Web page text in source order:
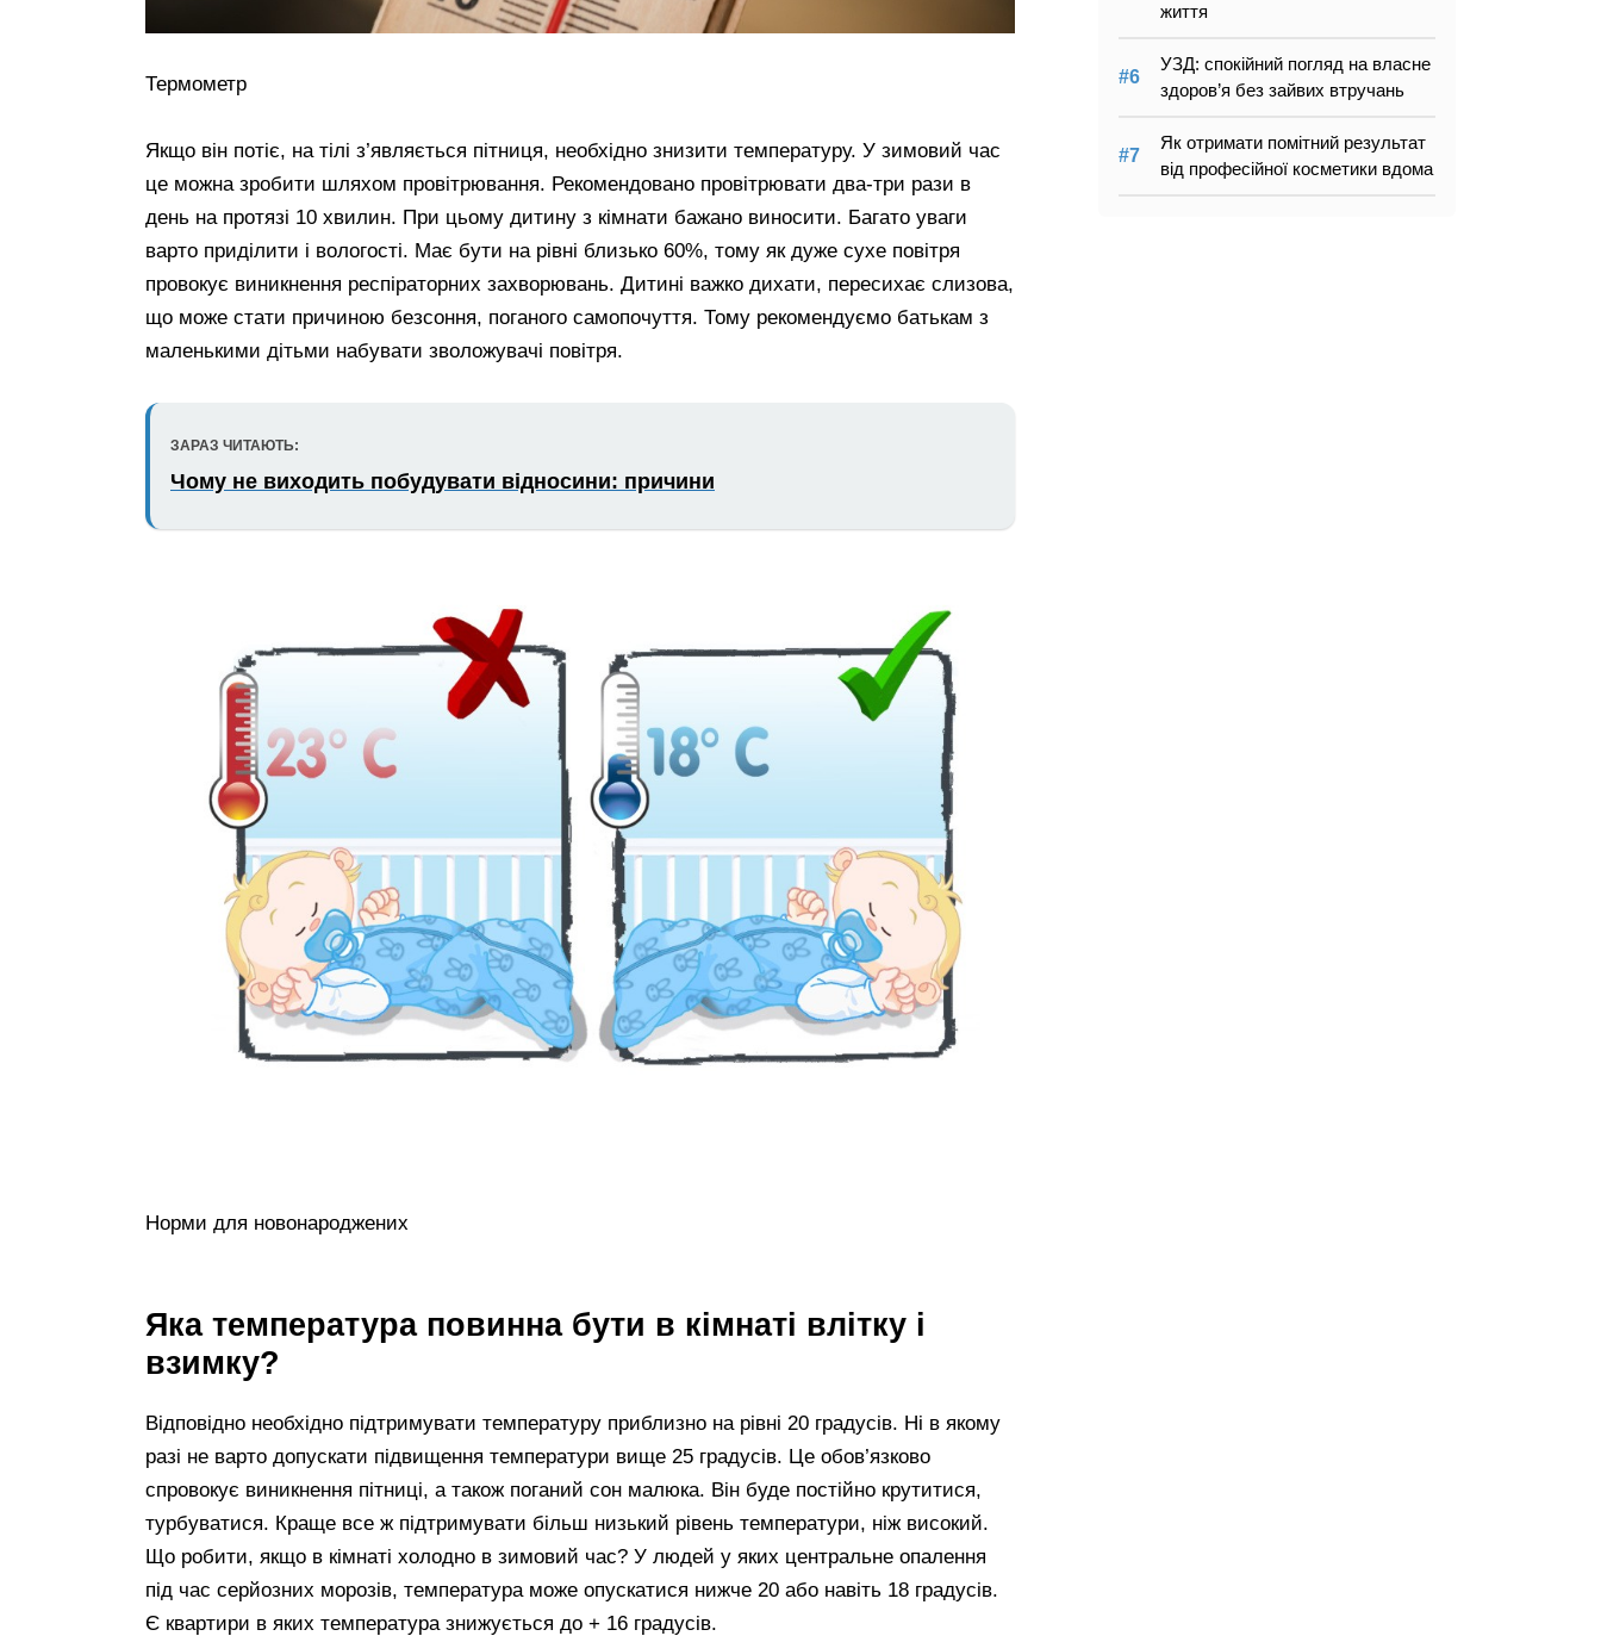
Термометр
Якщо він потіє, на тілі з’являється пітниця, необхідно знизити температуру. У зимовий час
це можна зробити шляхом провітрювання. Рекомендовано провітрювати два-три рази в
день на протязі 10 хвилин. При цьому дитину з кімнати бажано виносити. Багато уваги
варто приділити і вологості. Має бути на рівні близько 60%, тому як дуже сухе повітря
провокує виникнення респіраторних захворювань. Дитині важко дихати, пересихає слизова,
що може стати причиною безсоння, поганого самопочуття. Тому рекомендуємо батькам з
маленькими дітьми набувати зволожувачі повітря.
ЗАРАЗ ЧИТАЮТЬ:
Чому не виходить побудувати відносини: причини
Норми для новонароджених
Яка температура повинна бути в кімнаті влітку і
взимку?
Відповідно необхідно підтримувати температуру приблизно на рівні 20 градусів. Ні в якому
разі не варто допускати підвищення температури вище 25 градусів. Це обов’язково
спровокує виникнення пітниці, а також поганий сон малюка. Він буде постійно крутитися,
турбуватися. Краще все ж підтримувати більш низький рівень температури, ніж високий.
Що робити, якщо в кімнаті холодно в зимовий час? У людей у яких центральне опалення
під час серйозних морозів, температура може опускатися нижче 20 або навіть 18 градусів.
Є квартири в яких температура знижується до + 16 градусів.
життя
УЗД: спокійний погляд на власне
здоров’я без зайвих втручань
Як отримати помітний результат
від професійної косметики вдома